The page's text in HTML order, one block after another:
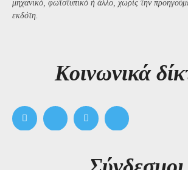
μηχανικό, φωτοτυπικό ή άλλο, χωρίς την
εκδότη.
Kοινωνικά